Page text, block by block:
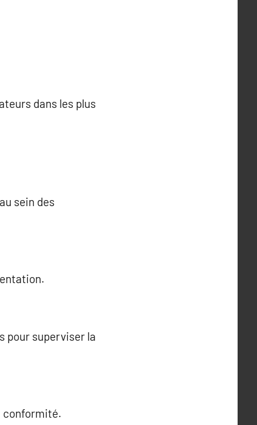
dans les plus
sein des
pour superviser la
conformité.